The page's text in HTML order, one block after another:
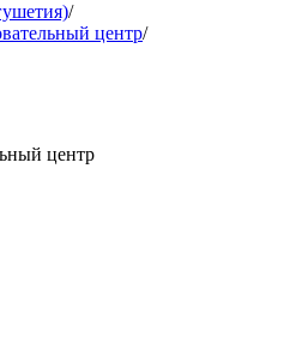
/
центр/
центр